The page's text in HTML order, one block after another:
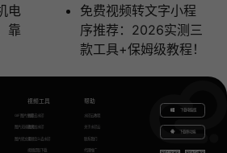
电
靠
免费视频转文字小程
序推荐：2026实测三
款工具+保姆级教程！
GIF图片生成
图片无损放大
图片转文字
视频工具
视频去水印
视频加水印
视频怎么去水印
视频提取下载
帮助
水印云教程
关于水印云
联系我们
代理推广
下载电脑版
下载移动端